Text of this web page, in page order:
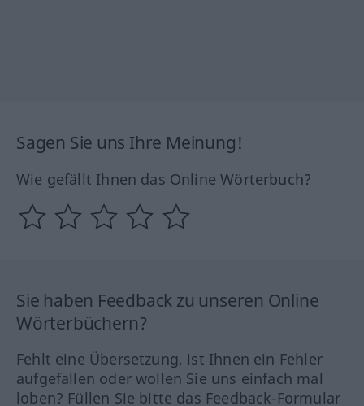
Sagen Sie uns Ihre Meinung!
Wie gefällt Ihnen das Online Wörterbuch?
Sie haben Feedback zu unseren Online
Wörterbüchern?
Fehlt eine Übersetzung, ist Ihnen ein Fehler
aufgefallen oder wollen Sie uns einfach mal
loben? Füllen Sie bitte das Feedback-Formular